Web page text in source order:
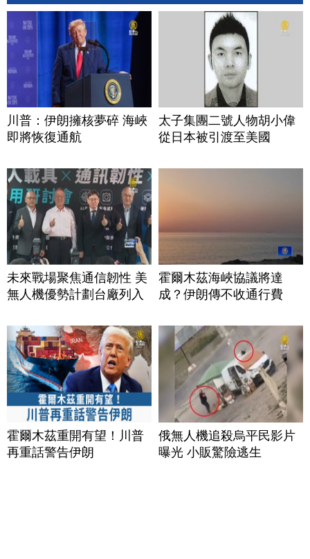
川普：伊朗擁核夢碎 海峽
即將恢復通航
太子集團二號人物胡小偉
從日本被引渡至美國
未來戰場聚焦通信韌性 美
無人機優勢計劃台廠列入
霍爾木茲海峽協議將達
成？伊朗傳不收通行費
霍爾木茲重開有望！川普
再重話警告伊朗
俄無人機追殺烏平民影片
曝光 小販驚險逃生